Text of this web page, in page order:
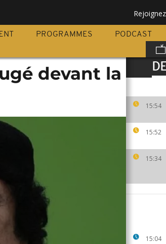
PROGRAMMES
PODCAST
15:54
15:52
15:34
15:04
devant la